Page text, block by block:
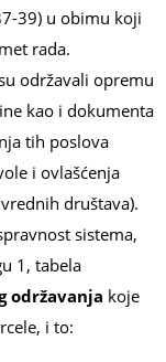
39) u obimu koji
rada.
održavali opremu
kao i dokumenta
tih poslova
i ovlašćenja
društava).
sistema,
1, tabela
održavanja koje
i to: